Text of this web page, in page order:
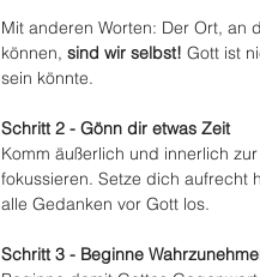
Mit anderen Worten: Der Ort, an
können, sind wir selbst! Gott ist
sein könnte.
Schritt 2 - Gönn dir etwas Zeit
Komm äußerlich und innerlich
fokussieren. Setze dich aufrecht
alle Gedanken vor Gott los.
Schritt 3 - Beginne